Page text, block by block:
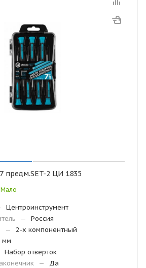
предм.SET-2 ЦИ 1835
Мало
Центроинструмент
—
Россия
—
2-х компонентный
мм
Набор отверток
—
Да